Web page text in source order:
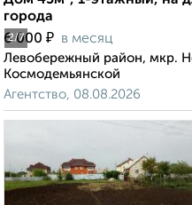
2/7
города
6 000 ₽ в месяц
Левобережный район, мкр.
Космодемьянской
Агентство, 08.08.2026